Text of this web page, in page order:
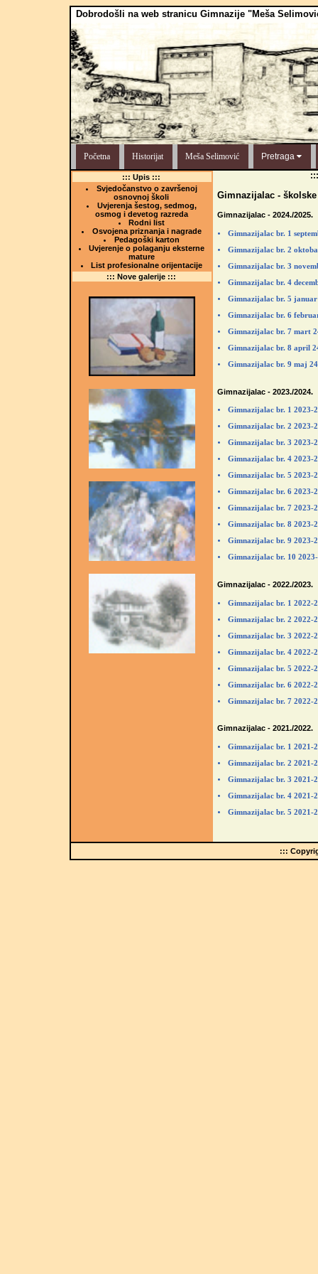
Dobrodošli na web stranicu Gimnazije "Meša
Početna Historijat Meša Selimović Pretraga
::: Upis :::
Svjedočanstvo o završenoj
osnovnoj školi
Uvjerenja šestog, sedmog,
osmog i devetog razreda
Rodni list
Osvojena priznanja i nagrade
Pedagoški karton
Uvjerenje o polaganju eksterne
mature
List profesionalne orijentacije
::: Nove galerije :::
Gimnazijalac -
Gimnazijalac - 2024./2025.
Gimnazijalac br. 1
Gimnazijalac br. 2
Gimnazijalac br. 3
Gimnazijalac br. 4
Gimnazijalac br. 5
Gimnazijalac br. 6
Gimnazijalac br. 7 mart
Gimnazijalac br. 8 april
Gimnazijalac br. 9 maj
Gimnazijalac - 2023./2024.
Gimnazijalac br. 1 2023-
Gimnazijalac br. 2 2023-
Gimnazijalac br. 3 2023-
Gimnazijalac br. 4 2023-
Gimnazijalac br. 5 2023-
Gimnazijalac br. 6 2023-
Gimnazijalac br. 7 2023-
Gimnazijalac br. 8 2023-
Gimnazijalac br. 9 2023-
Gimnazijalac br. 10
Gimnazijalac - 2022./2023.
Gimnazijalac br. 1 2022-
Gimnazijalac br. 2 2022-
Gimnazijalac br. 3 2022-
Gimnazijalac br. 4 2022-
Gimnazijalac br. 5 2022-
Gimnazijalac br. 6 2022-
Gimnazijalac br. 7 2022-
Gimnazijalac - 2021./2022.
Gimnazijalac br. 1 2021-
Gimnazijalac br. 2 2021-
Gimnazijalac br. 3 2021-
Gimnazijalac br. 4 2021-
Gimnazijalac br. 5 2021-
:::